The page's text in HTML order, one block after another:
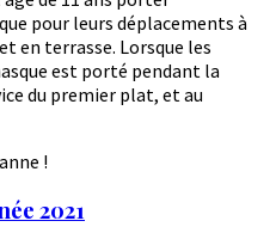
pour leurs déplacements à
en terrasse. Lorsque les
est porté pendant la
du premier plat, et au
!
2021